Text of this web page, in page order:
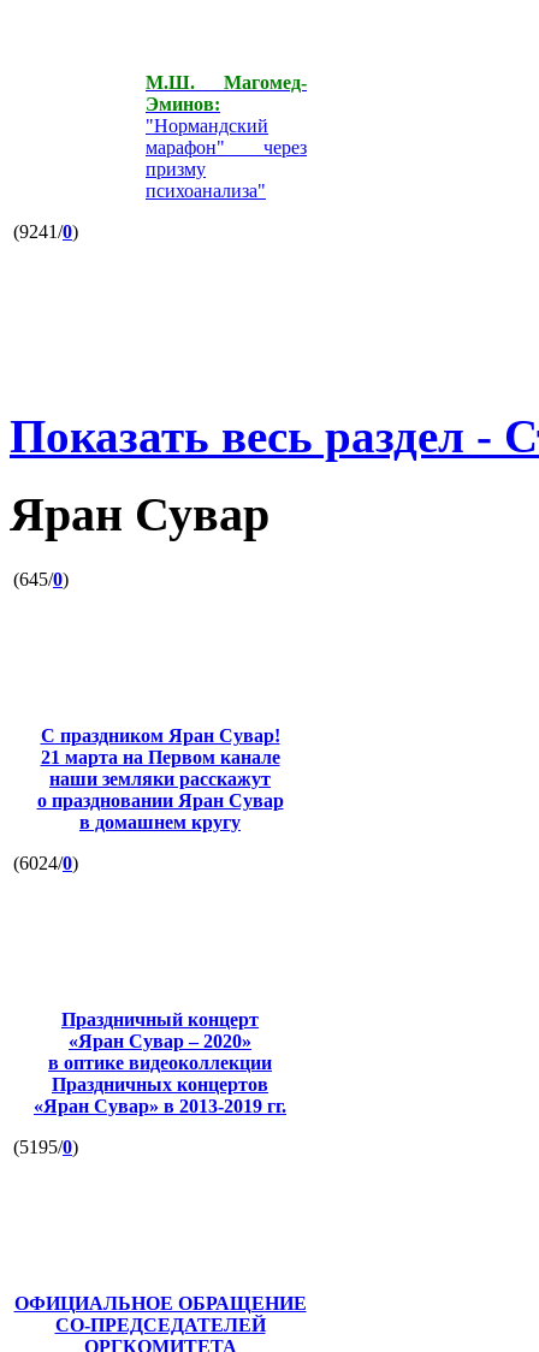
М.Ш. Магомед-
Эминов:
"Нормандский
марафон" через
призму
психоанализа"
(9241/0)
Показать весь раздел -
Яран Сувар
(645/0)
С праздником Яран Сувар!
21 марта на Первом канале
наши земляки расскажут
о праздновании Яран Сувар
в домашнем кругу
(6024/0)
Праздничный концерт
«Яран Сувар – 2020»
в оптике видеоколлекции
Праздничных концертов
«Яран Сувар» в 2013-2019 гг.
(5195/0)
ОФИЦИАЛЬНОЕ ОБРАЩЕНИЕ
СО-ПРЕДСЕДАТЕЛЕЙ
ОРГКОМИТЕТА